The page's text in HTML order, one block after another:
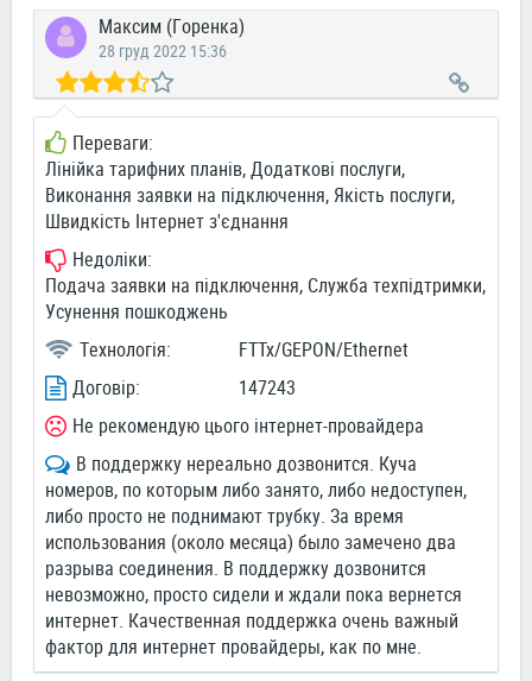
Максим (Горенка)
28 груд 2022 15:36
Переваги:
Лінійка тарифних планів, Додаткові послуги,
Виконання заявки на підключення, Якість послуги,
Швидкість Інтернет з'єднання
Недоліки:
Подача заявки на підключення, Служба техпідтримки,
Усунення пошкоджень
Технологія:
FTTx/GEPON/Ethernet
Договір:
147243
Не рекомендую цього інтернет-провайдера
В поддержку нереально дозвонится. Куча
номеров, по которым либо занято, либо недоступен,
либо просто не поднимают трубку. За время
использования (около месяца) было замечено два
разрыва соединения. В поддержку дозвонится
невозможно, просто сидели и ждали пока вернется
интернет. Качественная поддержка очень важный
фактор для интернет провайдеры, как по мне.